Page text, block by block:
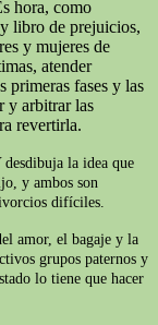
hora, como
libro de prejuicios,
y mujeres de
atender
primeras fases y las
y arbitrar las
revertirla.
la idea que
y ambos son
difíciles.
amor, el bagaje y la
grupos paternos y
lo tiene que hacer